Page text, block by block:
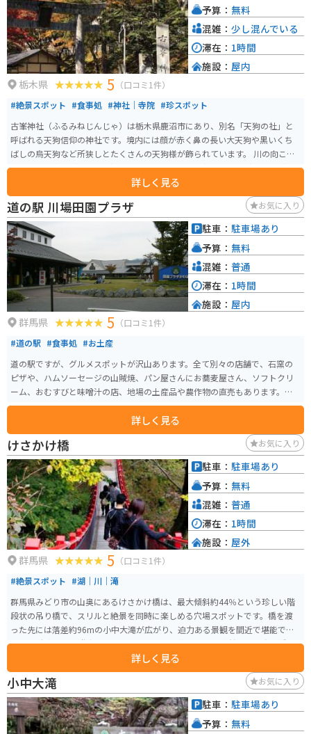
しています。
栃木県 5 （口コミ1件）
#絶景スポット #食事処 #神社｜寺院 #珍スポット
古峯神社（ふるみねじんじゃ）は栃木県鹿沼市にあり、別名「天狗の社」と
呼ばれる天狗信仰の神社です。境内には顔が赤く鼻の長い大天狗や黒いくち
ばしの烏天狗など所狭しとたくさんの天狗様が飾られています。 川の向こう
には、「古峯園（こほえん）という敷地約99000平方メートル（30000坪）の
廻遊式日本庭園があります。紅葉の名所として知られています。
詳しく見る
予算： 無料
混雑： 少し混んでいる
滞在： 1時間
施設： 屋内
道の駅 川場田園プラザ お気に入り
群馬県 5 （口コミ1件）
#道の駅 #食事処 #お土産
道の駅ですが、グルメスポットが沢山あります。全て別々の店舗で、石窯の
ピザや、ハムソーセージの山賊焼、パン屋さんにお蕎麦屋さん、ソフトクリ
ーム、おむすびと味噌汁の店、地場の土産品や農作物の直売もあります。こ
の道の駅を目的に来る人もいるほどです。
詳しく見る
駐車： 駐車場あり
予算： 無料
混雑： 普通
滞在： 1時間
施設： 屋内
けさかけ橋 お気に入り
群馬県 5 （口コミ1件）
#絶景スポット #湖｜川｜滝
群馬県みどり市の山奥にあるけさかけ橋は、最大傾斜約44％という珍しい階
段状の吊り橋で、スリルと絶景を同時に楽しめる穴場スポットです。橋を渡
った先には落差約96mの小中大滝が広がり、迫力ある景観を間近で堪能でき
ます。 駐車場から遊歩道を進み、トンネルを抜けた先に突然現れる赤い橋の
景色も印象的です。春の新緑や秋の紅葉シーズンは特に美しく、自然の魅力
を存分に味わえます。足場は急な階段状のため歩きやすい靴が必須です。バイ
クで訪れる場合は道幅が狭く落石の可能性もあるため注意が必要ですが、秘
境感あるルートと独特の体験が楽しめるスポットです。
詳しく見る
駐車： 駐車場あり
予算： 無料
混雑： 普通
滞在： 1時間
施設： 屋外
小中大滝 お気に入り
駐車： 駐車場あり
予算： 無料